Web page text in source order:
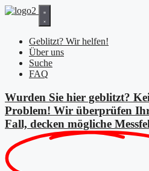
Zum
Geblitzt? Wir helfen!
Über uns
Suche
FAQ
Wurden Sie hier geblitzt?
Problem! Wir überprüfen
Fall, decken mögliche